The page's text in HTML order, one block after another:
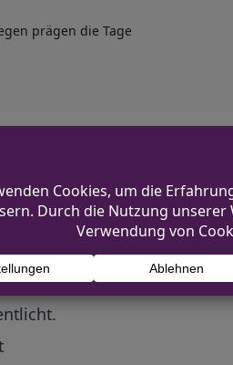
prägen die Tage
Anonym und ganz ohne
werden von unserer